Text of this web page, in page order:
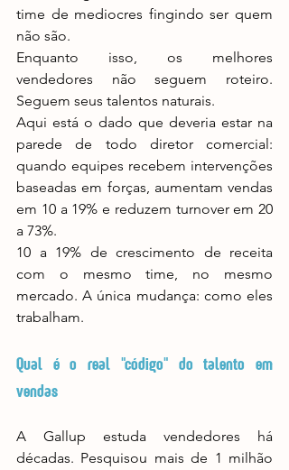
time de mediocres fingindo ser quem
não são.
Enquanto isso, os melhores
vendedores não seguem roteiro.
Seguem seus talentos naturais.
Aqui está o dado que deveria estar na
parede de todo diretor comercial:
quando equipes recebem intervenções
baseadas em forças, aumentam vendas
em 10 a 19% e reduzem turnover em 20
a 73%.
10 a 19% de crescimento de receita
com o mesmo time, no mesmo
mercado. A única mudança: como eles
trabalham.
Qual é o real "código" do talento em
vendas
A Gallup estuda vendedores há
décadas. Pesquisou mais de 1 milhão